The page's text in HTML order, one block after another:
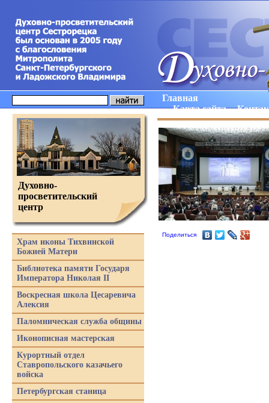
Главная
Карта сайта
Поделиться
Духовно-
просветительский
центр
Храм иконы Тихвинской
Божией Матери
Библиотека памяти Государя
Императора Николая II
Воскресная школа Цесаревича
Алексия
Паломническая служба общины
Иконописная мастерская
Курортный отдел
Ставропольского казачьего
войска
Петербургская станица